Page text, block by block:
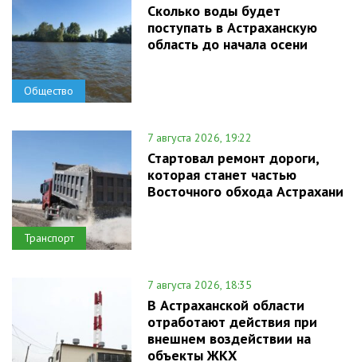
Общество
Сколько воды будет
поступать в Астраханскую
область до начала осени
Транспорт
7 августа 2026, 19:22
Стартовал ремонт дороги,
которая станет частью
Восточного обхода Астрахани
7 августа 2026, 18:35
В Астраханской области
отработают действия при
внешнем воздействии на
объекты ЖКХ